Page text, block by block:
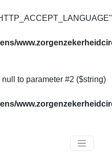
to parameter #2 ($string)